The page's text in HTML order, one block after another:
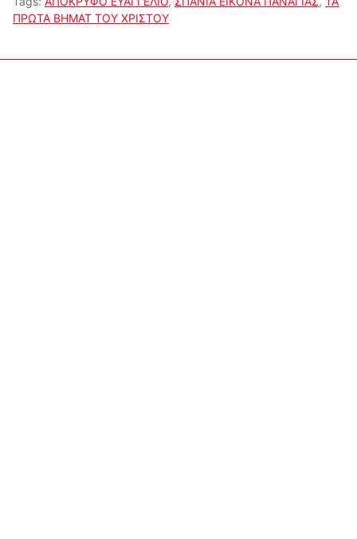
ΠΡΩΤΑ ΒΗΜΑΤ ΤΟΥ ΧΡΙΣΤΟΥ